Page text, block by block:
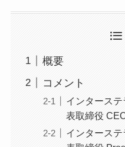
概要
コメント
インタース
表取締役
インタース